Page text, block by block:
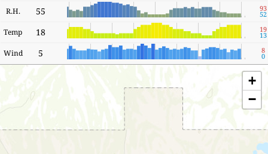
R.H. 55 93
52
Temp 18 19
13
Wind 5 8
0
+
−